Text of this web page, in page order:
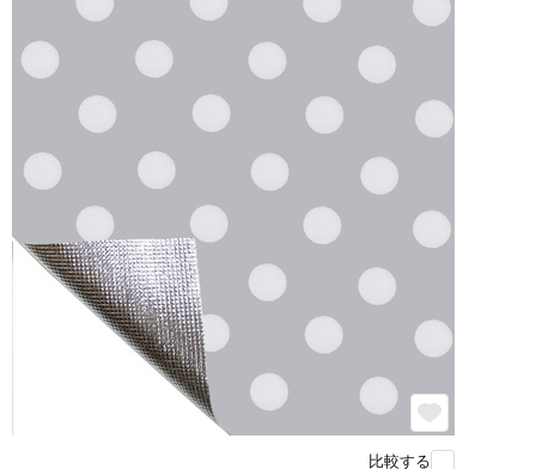
比較する